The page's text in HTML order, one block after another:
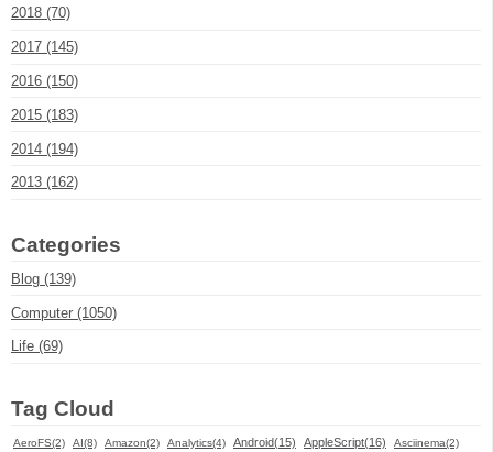
2018 (70)
2017 (145)
2016 (150)
2015 (183)
2014 (194)
2013 (162)
Categories
Blog (139)
Computer (1050)
Life (69)
Tag Cloud
AeroFS(2) AI(8) Amazon(2) Analytics(4) Android(15) AppleScript(16) Asciinema(2)